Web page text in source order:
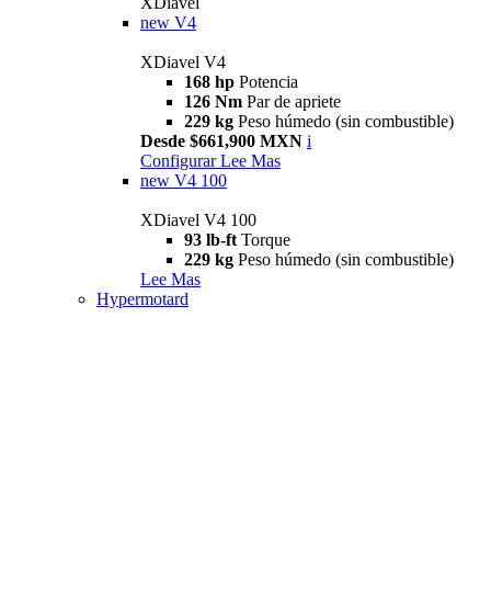
new V4
XDiavel V4
168 hp Potencia
126 Nm Par de apriete
229 kg Peso húmedo (sin combustible)
Desde $661,900 MXN i
Configurar Lee Mas
new V4 100
XDiavel V4 100
93 lb-ft Torque
229 kg Peso húmedo (sin combustible)
Lee Mas
Hypermotard